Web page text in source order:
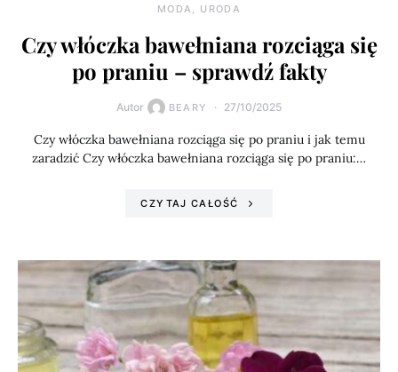
MODA, URODA
Czy włóczka bawełniana rozciąga się
po praniu – sprawdź fakty
Autor BEARY 27/10/2025
Czy włóczka bawełniana rozciąga się po praniu i jak temu
zaradzić Czy włóczka bawełniana rozciąga się po praniu:…
CZYTAJ CAŁOŚĆ